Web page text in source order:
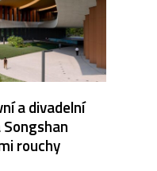
a divadelní
rouchy